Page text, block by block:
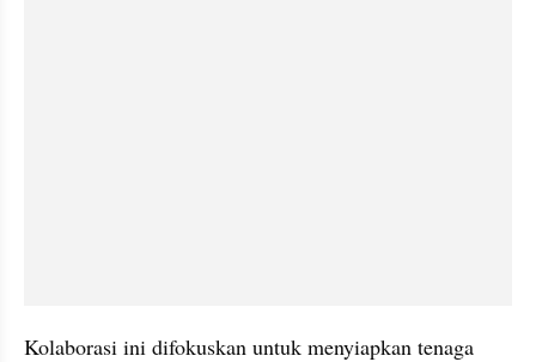
Kolaborasi ini difokuskan untuk menyiapkan tenaga